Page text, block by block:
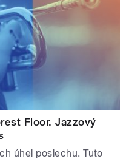
Floor. Jazzový
úhel poslechu. Tuto